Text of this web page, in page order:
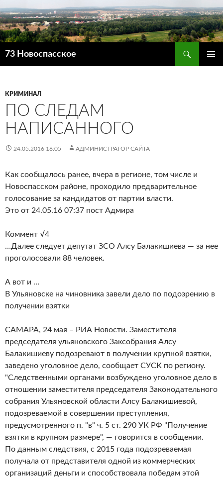
73 Новоспасское
КРИМИНАЛ
ПО СЛЕДАМ
НАПИСАННОГО
24.05.2016 16:05 АДМИНИСТРАТОР САЙТА
Как сообщалось ранее, вчера в регионе, том числе и
Новоспасском районе, проходило предварительное
голосование за кандидатов от партии власти.
Это от 24.05.16 07:37 пост Адмира
Коммент √4
…Далее следует депутат ЗСО Алсу Балакишиева — за нее
проголосовали 88 человек.
А вот и …
В Ульяновске на чиновника завели дело по подозрению в
получении взятки
САМАРА, 24 мая – РИА Новости. Заместителя
председателя ульяновского Заксобрания Алсу
Балакишиеву подозревают в получении крупной взятки,
заведено уголовное дело, сообщает СУСК по региону.
"Следственными органами возбуждено уголовное дело в
отношении заместителя председателя Законодательного
собрания Ульяновской области Алсу Балакишиевой,
подозреваемой в совершении преступления,
предусмотренного п. "в" ч. 5 ст. 290 УК РФ "Получение
взятки в крупном размере", — говорится в сообщении.
По данным следствия, с 2015 года подозреваемая
получала от представителя одной из коммерческих
организаций деньги и способствовала победам этой